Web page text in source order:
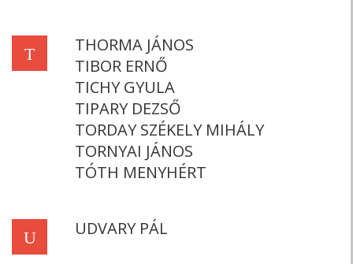
T
THORMA JÁNOS
TIBOR ERNŐ
TICHY GYULA
TIPARY DEZSŐ
TORDAY SZÉKELY MIHÁLY
TORNYAI JÁNOS
TÓTH MENYHÉRT
U UDVARY PÁL